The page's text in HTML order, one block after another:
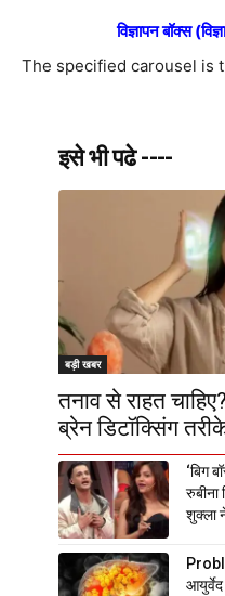
विज्ञापन बॉक्स
The specified carousel is
इसे भी पढे ----
बड़ी खबर
तनाव से राहत
ब्रेन डिटॉक्सिंग
‘बिग
रुबीना
शुक्ला